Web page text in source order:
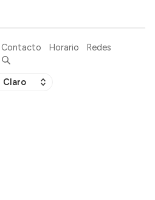
Contacto Horario
Redes